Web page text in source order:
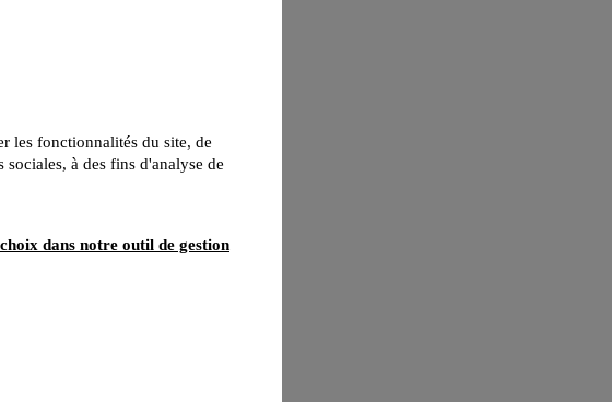
les fonctionnalités du site, de
à des fins d'analyse de
dans notre outil de gestion